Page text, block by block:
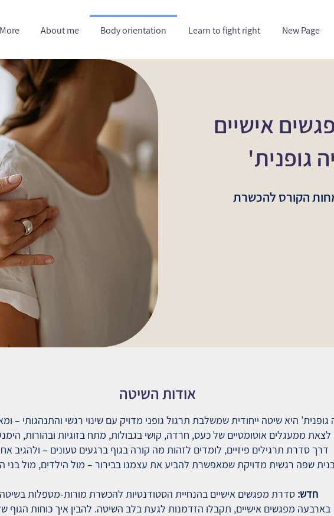
New Page
Learn to fight right
Body orientation
About me
More
אישיים
גופנית'
הקורס להכשרת
אודות השיטה
גופנית’ היא שיטה ייחודית שמשלבת תרגול גופני מדויק עם שינוי רגשי והתנהגותי –
לצאת ממעגלים אוטומטיים של כעס, חרדה, קושי בגבולות, מתח בזוגיות ובהורות,
דרך סדרת תרגילים פיזיים, לומדים לזהות מה קורה בגוף ברגעים טעונים – ולהגיב
שפה רגשית מדויקת שמאפשרת להביע את עצמנו בבירור – מול הילדים, מול בני
חדש: סדרת מפגשים אישיים בהנחיית הסטודנטיות להכשרת מורות-מטפלות בשיטה
בארבעה מפגשים אישיים, תקבלו הזדמנות לגעת בלב השיטה. להבין איך כוחות הגוף